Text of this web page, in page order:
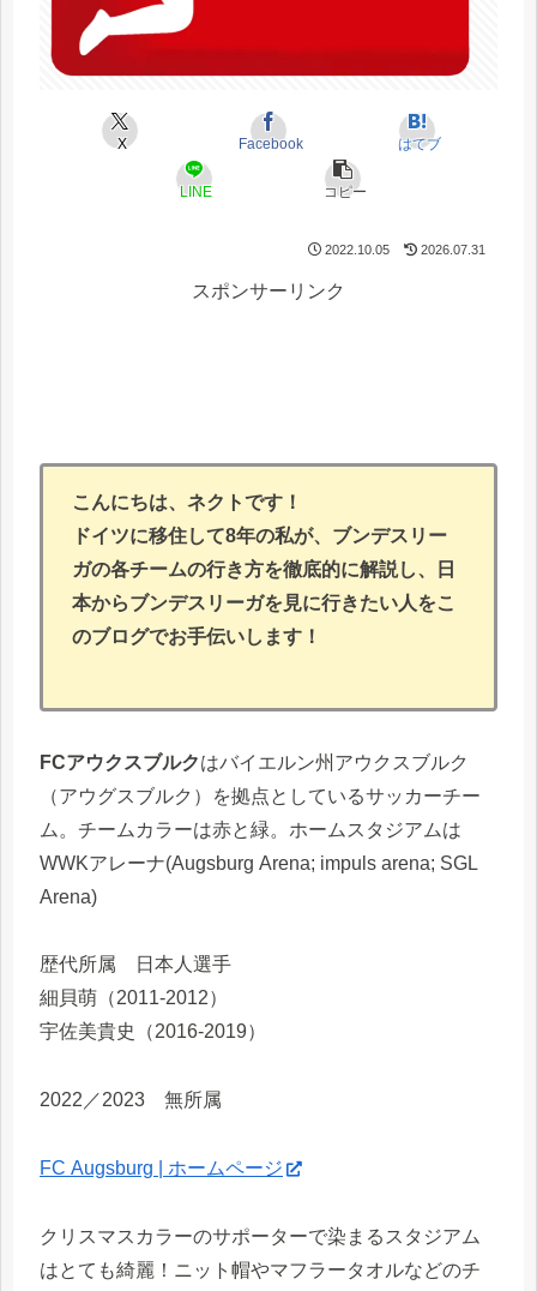
X Facebook はてブ
LINE コピー
2022.10.05 2026.07.31
スポンサーリンク
こんにちは、ネクトです！
ドイツに移住して8年の私が、ブンデスリー
ガの各チームの行き方を徹底的に解説し、日
本からブンデスリーガを見に行きたい人をこ
のブログでお手伝いします！
FCアウクスブルクはバイエルン州アウクスブルク
（アウグスブルク）を拠点としているサッカーチー
ム。チームカラーは赤と緑。ホームスタジアムは
WWKアレーナ(Augsburg Arena; impuls arena; SGL
Arena)
歴代所属 日本人選手
細貝萌（2011-2012）
宇佐美貴史（2016-2019）
2022／2023 無所属
FC Augsburg | ホームページ
クリスマスカラーのサポーターで染まるスタジアム
はとても綺麗！ニット帽やマフラータオルなどのチ